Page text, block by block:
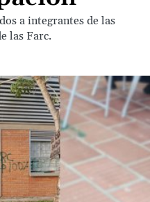
a integrantes de las
las Farc.